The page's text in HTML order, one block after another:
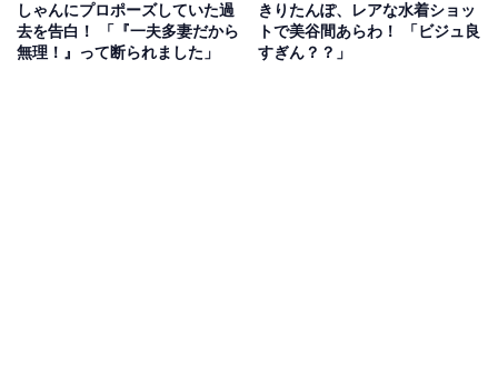
しゃんにプロポーズしていた過
去を告白！ 「『一夫多妻だから
無理！』って断られました」
きりたんぽ、レアな水着ショッ
トで美谷間あらわ！ 「ビジュ良
すぎん？？」